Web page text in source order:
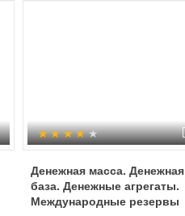
Денежная масса. Денежная
база. Денежные агрегаты.
Международные резервы